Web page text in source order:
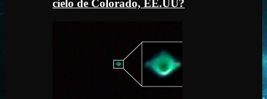
cielo de Colorado, EE.UU?